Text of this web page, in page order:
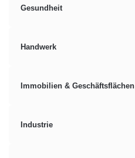
Gesundheit
Handwerk
Immobilien & Geschäftsflächen
Industrie